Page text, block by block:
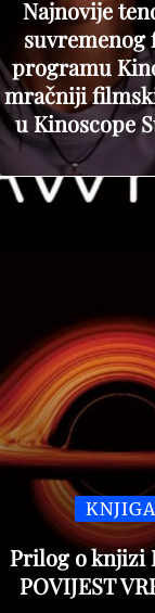
Najnovije
suvremenog
programu
mračniji
u Kinoscope
KNJIGA
Prilog o knjizi
POVIJEST